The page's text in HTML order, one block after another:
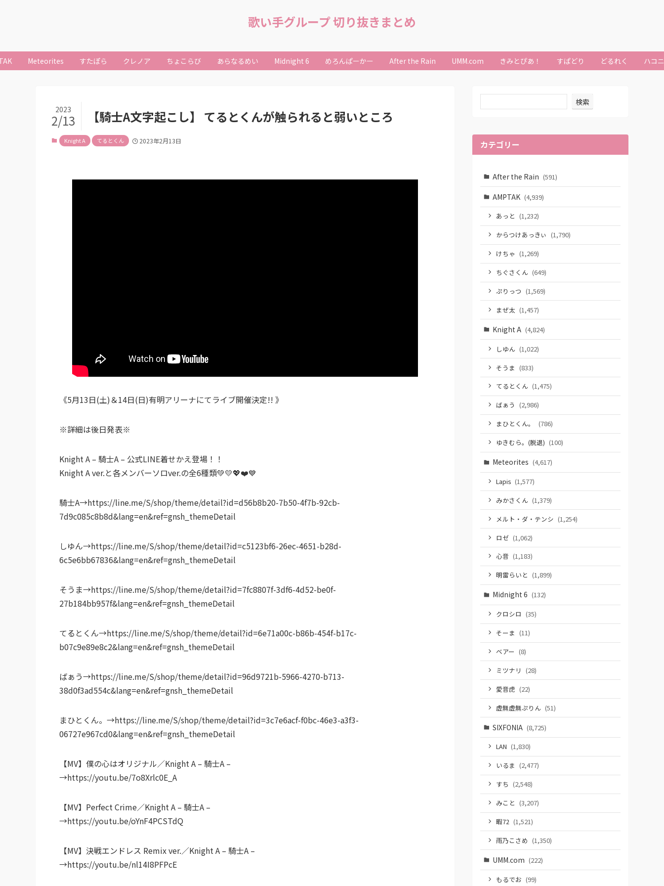
歌い手グループ 切り抜きまとめ
Meteorites すたぽら クレノア ちょこらび あらなるめい Midnight 6 めろんぱーかー After the Rain UMM.com きみとぴあ！ すぱどり どるれく ハコ
【騎士A文字起こし】 てるとくんが触られると弱いところ
2023
2/13
Knight A てるとくん 2023年2月13日
《5月13日(土)＆14日(日)有明アリーナにてライブ開催決定!! 》
※詳細は後日発表※
Knight A – 騎士A – 公式LINE着せかえ登場！！
Knight A ver.と各メンバーソロver.の全6種類💚💛💖❤️💙
騎士A→https://line.me/S/shop/theme/detail?id=d56b8b20-7b50-4f7b-92cb-
7d9c085c8b8d&lang=en&ref=gnsh_themeDetail
しゆん→https://line.me/S/shop/theme/detail?id=c5123bf6-26ec-4651-b28d-
6c5e6bb67836&lang=en&ref=gnsh_themeDetail
そうま→https://line.me/S/shop/theme/detail?id=7fc8807f-3df6-4d52-be0f-
27b184bb957f&lang=en&ref=gnsh_themeDetail
てるとくん→https://line.me/S/shop/theme/detail?id=6e71a00c-b86b-454f-b17c-
b07c9e89e8c2&lang=en&ref=gnsh_themeDetail
ばぁう→https://line.me/S/shop/theme/detail?id=96d9721b-5966-4270-b713-
38d0f3ad554c&lang=en&ref=gnsh_themeDetail
まひとくん。→https://line.me/S/shop/theme/detail?id=3c7e6acf-f0bc-46e3-a3f3-
06727e967cd0&lang=en&ref=gnsh_themeDetail
【MV】僕の心はオリジナル／Knight A – 騎士A –
→https://youtu.be/7o8Xrlc0E_A
【MV】Perfect Crime／Knight A – 騎士A –
→https://youtu.be/oYnF4PCSTdQ
【MV】決戦エンドレス Remix ver.／Knight A – 騎士A –
→https://youtu.be/nl14I8PFPcE
検索
カテゴリー
After the Rain (591)
AMPTAK (4,939)
あっと (1,232)
からつけあっきぃ (1,790)
けちゃ (1,269)
ちぐさくん (649)
ぷりっつ (1,569)
まぜ太 (1,457)
Knight A (4,824)
しゆん (1,022)
そうま (833)
てるとくん (1,475)
ばぁう (2,986)
まひとくん。
(786)
ゆきむら。(脱退) (100)
Meteorites (4,617)
Lapis (1,577)
みかさくん (1,379)
メルト・ダ・テンシ (1,254)
ロゼ (1,062)
心音 (1,183)
明雷らいと (1,899)
Midnight 6 (132)
クロシロ (35)
そーま (11)
ベアー (8)
ミツナリ (28)
愛音虎 (22)
虚無虚無ぷりん (51)
SIXFONIA (8,725)
LAN (1,830)
いるま (2,477)
すち (2,548)
みこと (3,207)
暇72 (1,521)
雨乃こさめ (1,350)
UMM.com (222)
もるでお (99)